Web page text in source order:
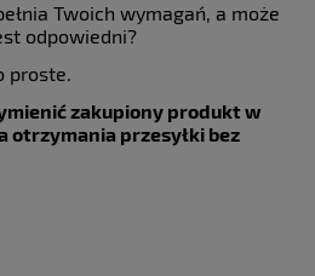
Twoich wymagań, a może
odpowiedni?
proste.
zakupiony produkt w
otrzymania przesyłki bez